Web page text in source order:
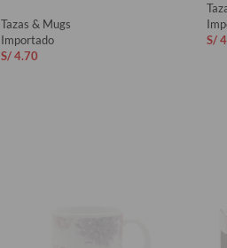
Tazas & Mugs
Importado
S/4.70
S/